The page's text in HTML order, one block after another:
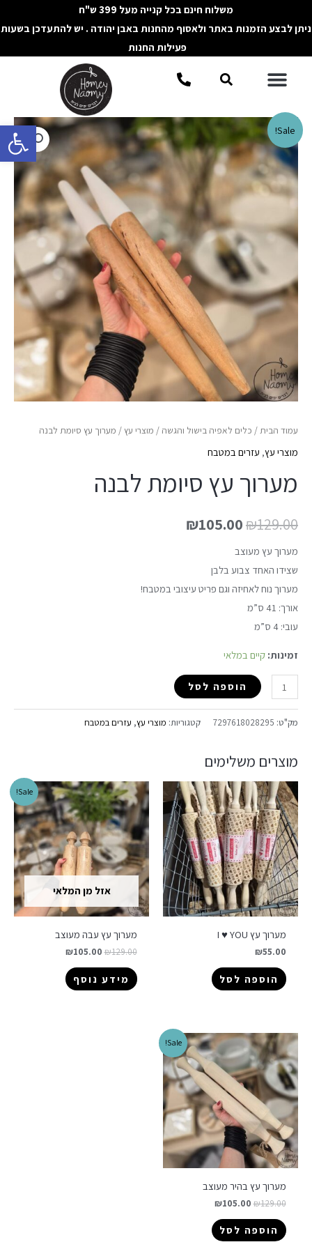
פתח
לתוכן
משלוח חינם בכל קנייה מעל 399 ש"ח
ניתן לבצע הזמנות באתר ולאסוף מהחנות באבן יהודה . יש להתעדכן בשעות
פעילות החנות
תפריטחיפוש
Sale!
עמוד הבית/ כלים לאפיה בישול והגשה / מוצרי עץ/ מערוך עץ סיומת לבנה
מוצרי עץ, עזרים במטבח
מערוך עץ סיומת לבנה
₪129.00
₪105.00
מערוך עץ מעוצב
שצידו האחד צבוע בלבן
מערוך נוח לאחיזה וגם פריט עיצובי במטבח!
אורך: 41 ס”מ
עובי: 4 ס”מ
זמינות: קיים במלאי
כמות
של
מערוך
עץ
סיומת
לבנה
הוספה לסל
מק"ט: 7297618028295 קטגוריות: מוצרי עץ, עזרים במטבח
מוצרים משלימים
מערוך עץ I ♥ YOU
₪55.00
הוספה לסל
Sale!
אזל מן המלאי
מערוך עץ עבה מעוצב
₪129.00
₪105.00
מידע נוסף
Sale!
מערוך עץ בהיר מעוצב
₪129.00
₪105.00
הוספה לסל